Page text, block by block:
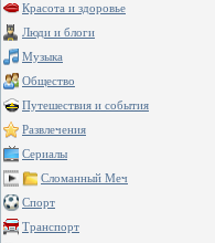
Красота и здоровье
Люди и блоги
Музыка
Общество
Путешествия и события
Развлечения
Сериалы
Сломанный Меч
Спорт
Транспорт